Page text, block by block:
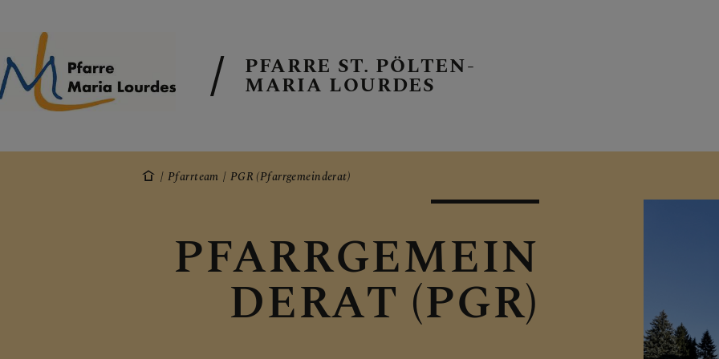
EMAIL AN DIE PFARRE
TERMINE
GALERIE
PFARRE ST. PÖLTEN-
MARIA LOURDES
Pfarrteam PGR (Pfarrgemeinderat)
PFARRGEMEIN
DERAT (PGR)